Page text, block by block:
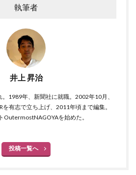
執筆者
井上 昇治
1989年、新聞社に就職。2002年10月、
を有志で立ち上げ、2011年頃まで編集。
OutermostNAGOYAを始めた。
投稿一覧へ